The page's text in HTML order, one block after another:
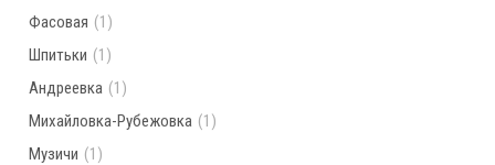
Фасовая (1)
Шпитьки (1)
Андреевка (1)
Михайловка-Рубежовка (1)
Музичи (1)